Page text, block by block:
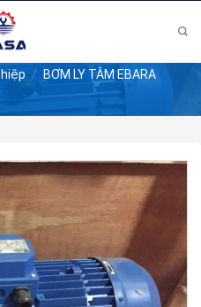
/ BƠM LY TÂM EBARA